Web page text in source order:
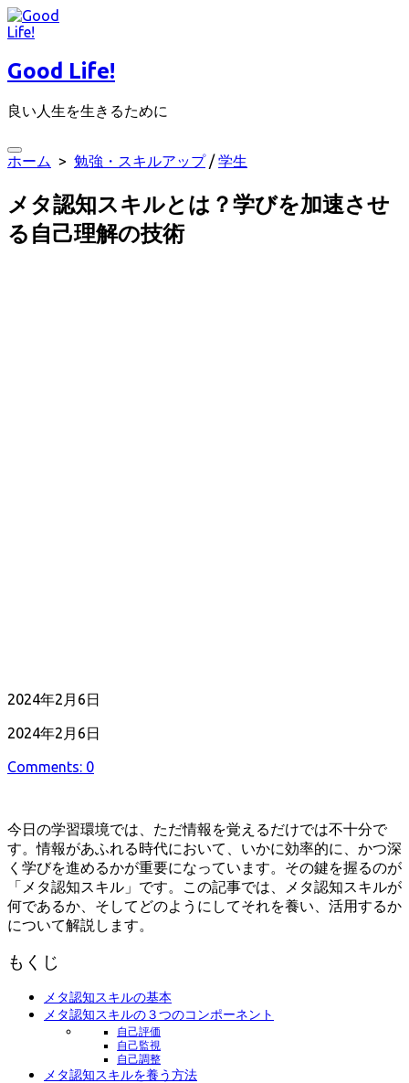
コ
ン
ン
へ
キ
ッ
Good Life!
良い人生を生きるために
検
り
替
え
ホーム > 勉強・スキルアップ/学生
メタ認知スキルとは？学びを加速させ
る自己理解の技術
公
日
2024年2月6日
最
更
2024年2月6日
Comments: 0
今日の学習環境では、ただ情報を覚えるだけでは不十分で
す。情報があふれる時代において、いかに効率的に、かつ深
く学びを進めるかが重要になっています。その鍵を握るのが
「メタ認知スキル」です。この記事では、メタ認知スキルが
何であるか、そしてどのようにしてそれを養い、活用するか
について解説します。
もくじ
メタ認知スキルの基本
メタ認知スキルの３つのコンポーネント
自己評価
自己監視
自己調整
メタ認知スキルを養う方法